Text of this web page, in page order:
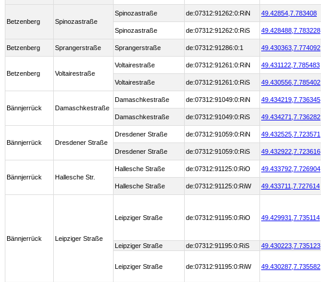
Betzenberg Spinozastraße
Spinozastraße de:07312:91262:0:RiN 49.42854, 7.783408
Spinozastraße de:07312:91262:0:RiS 49.428488, 7.783228
Betzenberg Sprangerstraße Sprangerstraße de:07312:91286:0:1 49.430363, 7.774092
Betzenberg Voltairestraße
Voltairestraße de:07312:91261:0:RiN 49.431122, 7.785483
Voltairestraße de:07312:91261:0:RiS 49.430556, 7.785402
Bännjerrück Damaschkestraße
Damaschkestraße de:07312:91049:0:RiN 49.434219, 7.736345
Damaschkestraße de:07312:91049:0:RiS 49.434271, 7.736282
Bännjerrück Dresdener Straße
Dresdener Straße de:07312:91059:0:RiN 49.432525, 7.723571
Dresdener Straße de:07312:91059:0:RiS 49.432922, 7.723616
Bännjerrück Hallesche Str.
Hallesche Straße de:07312:91125:0:RiO 49.433792, 7.726904
Hallesche Straße de:07312:91125:0:RiW 49.433711, 7.727614
Bännjerrück Leipziger Straße
Leipziger Straße de:07312:91195:0:RiO 49.429931, 7.735114
Leipziger Straße de:07312:91195:0:RiS 49.430223, 7.735123
Leipziger Straße de:07312:91195:0:RiW 49.430287, 7.735582